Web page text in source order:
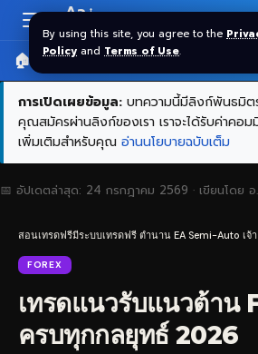
By using this site, you agree to the
Policy and Terms of Use.
Resizer
Aa
🏠 หน้าแรก ราคาทอง SPDR
การเปิดเผยข้อมูล: บทความนี้มีลิงก์พันธมิ
คุณสมัครผ่านลิงก์ของเรา เราจะได้รับค่าคอม
เพิ่มเติมสำหรับคุณ อ่านนโยบายฉบับเต็ม
📅 อัปเดตล่าสุด: 24 กรกฎาคม 2569 · เขียนโดย
สอนเทรดฟรีมีระบบเทรดฟรี ตำนาน EA Semi-Auto เจ้
FOREX
เทรดแนวรับแนวต้าน
ครบทุกกลยุทธ์ 2026